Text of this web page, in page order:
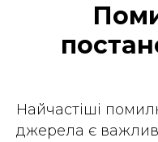
Найчастіші
джерела є